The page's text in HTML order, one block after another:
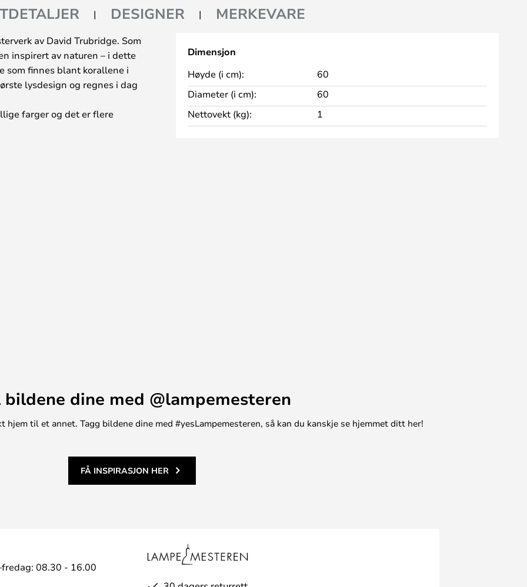
DESIGNER MERKEVARE
av David Trubridge. Som
inspirert av naturen – i dette
som finnes blant korallene i
lysdesign og regnes i dag
farger og det er flere
Dimensjon
Høyde (i cm):
60
Diameter (i cm):
60
Nettovekt (kg):
1
bildene dine med @lampemesteren
til et annet. Tagg bildene dine med #yesLampemesteren, så kan du kanskje se hjemmet ditt her!
FÅ INSPIRASJON HER
08.30 - 16.00